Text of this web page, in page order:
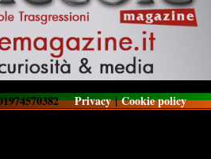
Privacy|Cookie policy